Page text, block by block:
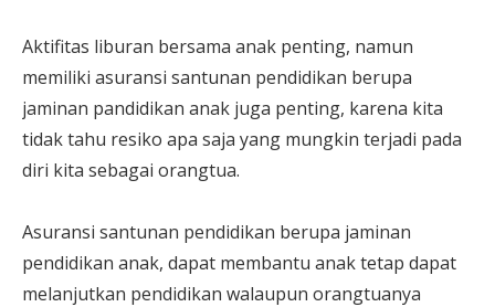
Aktifitas liburan bersama anak penting, namun
memiliki asuransi santunan pendidikan berupa
jaminan pandidikan anak juga penting, karena kita
tidak tahu resiko apa saja yang mungkin terjadi pada
diri kita sebagai orangtua.
Asuransi santunan pendidikan berupa jaminan
pendidikan anak, dapat membantu anak tetap dapat
melanjutkan pendidikan walaupun orangtuanya